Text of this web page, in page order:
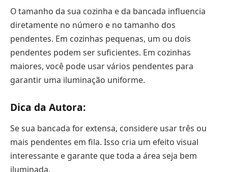
O tamanho da sua cozinha e da bancada influencia
diretamente no número e no tamanho dos
pendentes. Em cozinhas pequenas, um ou dois
pendentes podem ser suficientes. Em cozinhas
maiores, você pode usar vários pendentes para
garantir uma iluminação uniforme.
Dica da Autora:
Se sua bancada for extensa, considere usar três ou
mais pendentes em fila. Isso cria um efeito visual
interessante e garante que toda a área seja bem
iluminada.